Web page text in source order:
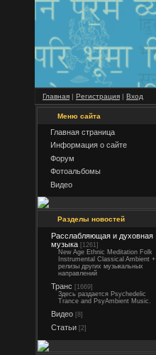
Главная | Регистрация | Вход
Меню сайта
Главная страница
Информация о сайте
Форум
Фотоальбомы
Видео
Разделы новостей
Расслабляющая и духовная
музыка [1261]
New Age Ethnic Meditation Folk
Instrumental Classical Ambient +
релизы других музыкальных
направлений
Транс [1669]
Здесь раздается Psychedelic
Trance and PsyAmbient Music.
Видео [8]
Статьи [2]